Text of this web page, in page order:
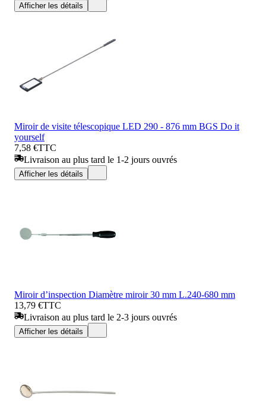
Afficher les détails
Miroir de visite télescopique LED 290 - 876 mm BGS Do it
yourself
7,58 €TTC
Livraison au plus tard le 1-2 jours ouvrés
Afficher les détails
Miroir d’inspection Diamètre miroir 30 mm L.240-680 mm
13,79 €TTC
Livraison au plus tard le 2-3 jours ouvrés
Afficher les détails